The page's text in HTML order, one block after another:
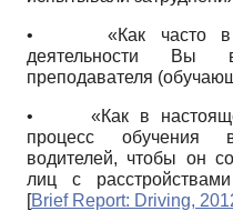
•«Как часто
деятельности Вы
преподавателя
• «Как в
процесс обучения
водителей, чтобы он
лиц с расстройствами
[Brief Report: Driving,